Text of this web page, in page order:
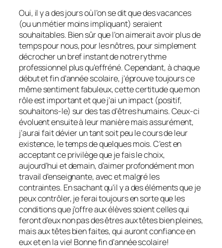
Oui, il y a des jours où l’on se dit que des vacances
(ou un métier moins impliquant) seraient
souhaitables. Bien sûr que l’on aimerait avoir plus de
temps pour nous, pour les nôtres, pour simplement
décrocher un bref instant de notre rythme
professionnel plus qu’effréné. Cependant, à chaque
début et fin d’année scolaire, j’éprouve toujours ce
même sentiment fabuleux, cette certitude que mon
rôle est important et que j’ai un impact (positif,
souhaitons-le) sur des tas d’êtres humains. Ceux-ci
évoluent ensuite à leur manière mais assurément,
j’aurai fait dévier un tant soit peu le cours de leur
existence, le temps de quelques mois. C’est en
acceptant ce privilège que je fais le choix,
aujourd’hui et demain, d’aimer profondément mon
travail d’enseignante, avec et malgré les
contraintes. En sachant qu’il y a des éléments que je
peux contrôler, je ferai toujours en sorte que les
conditions que j’offre aux élèves soient celles qui
feront d’eux non pas des êtres aux têtes bien pleines,
mais aux têtes bien faites, qui auront confiance en
eux et en la vie! Bonne fin d’année scolaire!